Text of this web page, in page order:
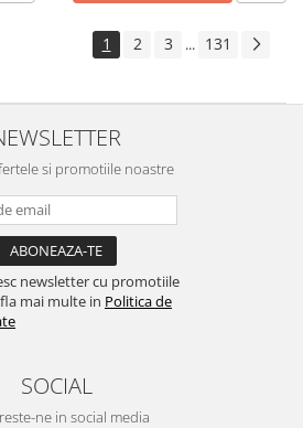
1 2 3 ... 131
si promotiile noastre
newsletter cu promotiile
mai multe in Politica de
SOCIAL
ne in social media